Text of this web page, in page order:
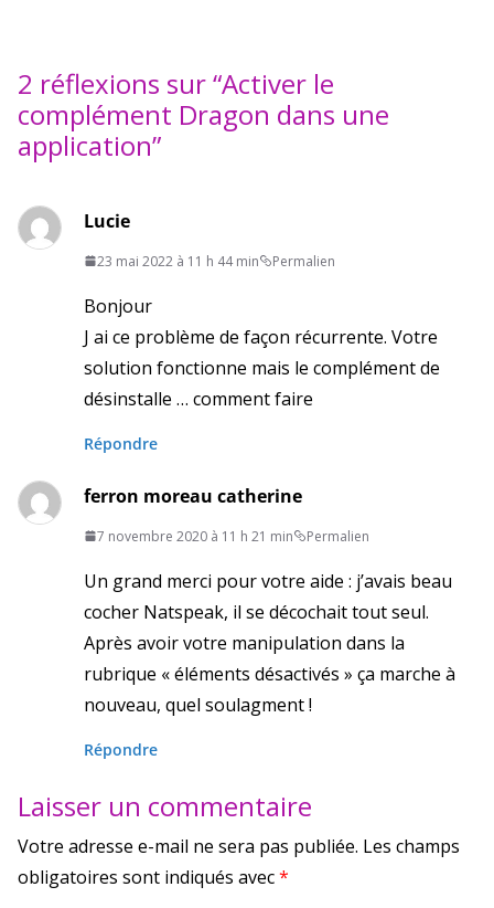
2 réflexions sur “Activer le
complément Dragon dans une
application”
Lucie
23 mai 2022 à 11 h 44 min Permalien
Bonjour
J ai ce problème de façon récurrente. Votre
solution fonctionne mais le complément de
désinstalle … comment faire
Répondre
ferron moreau catherine
7 novembre 2020 à 11 h 21 min Permalien
Un grand merci pour votre aide : j’avais beau
cocher Natspeak, il se décochait tout seul.
Après avoir votre manipulation dans la
rubrique « éléments désactivés » ça marche à
nouveau, quel soulagment !
Répondre
Laisser un commentaire
Votre adresse e-mail ne sera pas publiée. Les champs
obligatoires sont indiqués avec*